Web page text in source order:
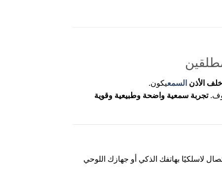
الأذن السمعيكون.
تجربة سمعية واضحة وطبيعية وقوية
لاسلكيًا بهاتفك الذكي أو جهازك اللوحي